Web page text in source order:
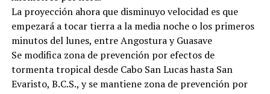
La proyección ahora que disminuyo velocidad es que
empezará a tocar tierra a la media noche o los primeros
minutos del lunes, entre Angostura y Guasave
Se modifica zona de prevención por efectos de
tormenta tropical desde Cabo San Lucas hasta San
Evaristo, B.C.S., y se mantiene zona de prevención por